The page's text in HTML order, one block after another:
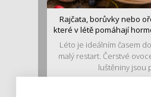
Rajčata, borůvky nebo
které v létě pomáhají
Léto je ideálním časem
malý restart. Čerstvé
luštěniny jsou